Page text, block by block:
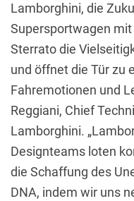
Lamborghini, die
Supersportwagen
Sterrato die
und öffnet die Tür zu
Fahremotionen und
Reggiani, Chief
Lamborghini.
Designteams loten
die Schaffung des
DNA, indem wir uns